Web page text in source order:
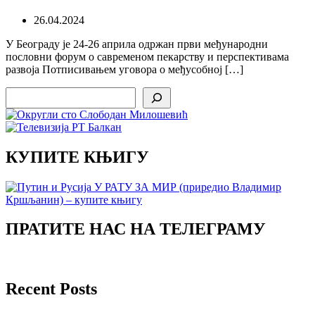
26.04.2024
У Београду је 24-26 априла одржан први међународни
пословни форум о савременом пекарству и перспективама
развоја Потписивањем уговора о међусобној […]
КУПИТЕ КЊИГУ
ПРАТИТЕ НАС НА ТЕЛЕГРАМУ
Recent Posts